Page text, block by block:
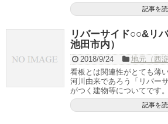
記事を
リバーサイド○○&リ
池田市内）
2018/9/24
地元（西
看板とは関連性がとても薄
河川由来であろう「リバー
がつく建物等についてです
記事を